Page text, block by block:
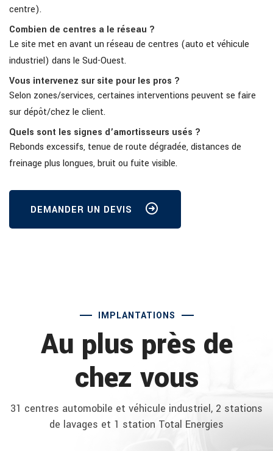
centre).
Combien de centres a le réseau ?
Le site met en avant un réseau de centres (auto et véhicule
industriel) dans le Sud-Ouest.
Vous intervenez sur site pour les pros ?
Selon zones/services, certaines interventions peuvent se faire
sur dépôt/chez le client.
Quels sont les signes d’amortisseurs usés ?
Rebonds excessifs, tenue de route dégradée, distances de
freinage plus longues, bruit ou fuite visible.
DEMANDER UN DEVIS
IMPLANTATIONS
Au plus près de
chez vous
31 centres automobile et véhicule industriel, 2 stations
de lavages et 1 station Total Energies